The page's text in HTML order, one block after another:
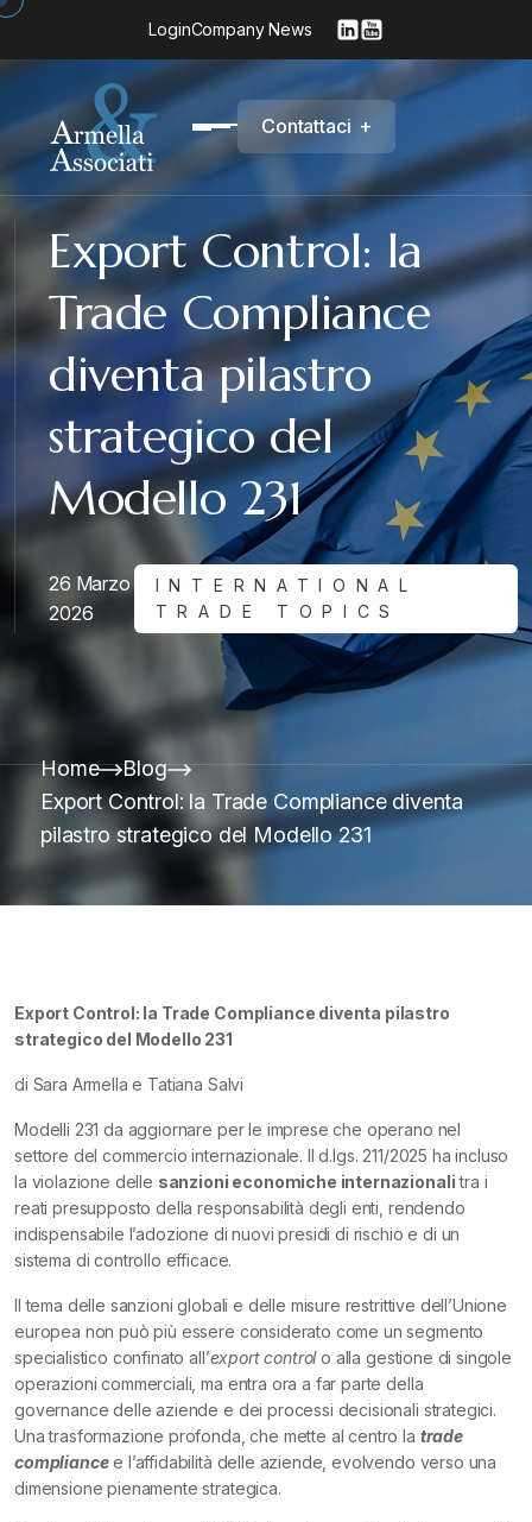
LoginCompany News
Contattaci +
Export Control: la
Trade Compliance
diventa pilastro
strategico del
Modello 231
26 Marzo
2026
INTERNATIONAL
TRADE TOPICS
Home
Blog
Export Control: la Trade Compliance diventa
pilastro strategico del Modello 231
Export Control: la Trade Compliance diventa pilastro
strategico del Modello 231
di Sara Armella e Tatiana Salvi
Modelli 231 da aggiornare per le imprese che operano nel
settore del commercio internazionale. Il d.lgs. 211/2025 ha incluso
la violazione delle sanzioni economiche internazionalitra i
reati presupposto della responsabilità degli enti, rendendo
indispensabile l’adozione di nuovi presidi di rischio e di un
sistema di controllo efficace.
Il tema delle sanzioni globali e delle misure restrittive dell’Unione
europea non può più essere considerato come un segmento
specialistico confinato all’export controlo alla gestione di singole
operazioni commerciali, ma entra ora a far parte della
governance delle aziende e dei processi decisionali strategici.
Una trasformazione profonda, che mette al centro la trade
compliancee l’affidabilità delle aziende, evolvendo verso una
dimensione pienamente strategica.